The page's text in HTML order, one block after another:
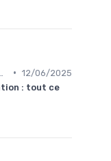
• 12/06/2025
: tout ce